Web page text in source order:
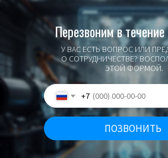
У ВАС ЕСТЬ ВОПРОС ИЛИ
О СОТРУДНИЧЕСТВЕ?
ЭТОЙ ФОРМОЙ.
Перезвоним в
+7
ПОЗВОНИТЬ